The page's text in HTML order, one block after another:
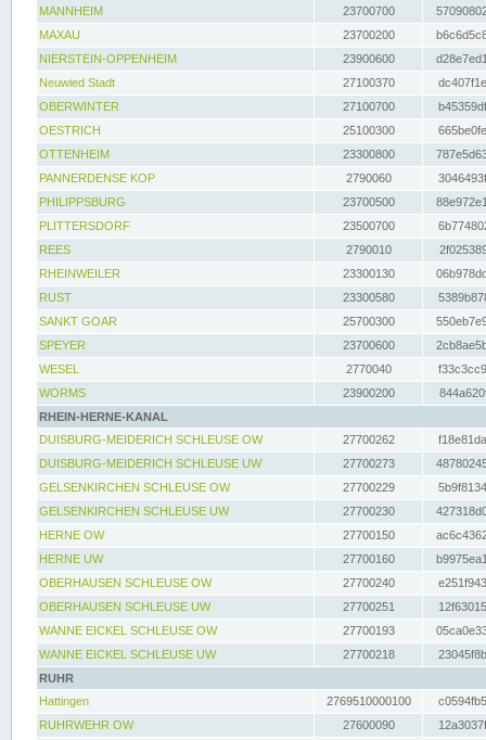
MANNHEIM
23700700
MAXAU
23700200
NIERSTEIN-OPPENHEIM
23900600
Neuwied Stadt
27100370
OBERWINTER
27100700
OESTRICH
25100300
OTTENHEIM
23300800
PANNERDENSE KOP
2790060
PHILIPPSBURG
23700500
PLITTERSDORF
23500700
REES
2790010
RHEINWEILER
23300130
RUST
23300580
SANKT GOAR
25700300
SPEYER
23700600
WESEL
2770040
WORMS
23900200
RHEIN-HERNE-KANAL
DUISBURG-MEIDERICH SCHLEUSE OW
27700262
DUISBURG-MEIDERICH SCHLEUSE UW
27700273
GELSENKIRCHEN SCHLEUSE OW
27700229
GELSENKIRCHEN SCHLEUSE UW
27700230
HERNE OW
27700150
HERNE UW
27700160
OBERHAUSEN SCHLEUSE OW
27700240
OBERHAUSEN SCHLEUSE UW
27700251
WANNE EICKEL SCHLEUSE OW
27700193
WANNE EICKEL SCHLEUSE UW
27700218
RUHR
Hattingen
2769510000100
RUHRWEHR OW
27600090